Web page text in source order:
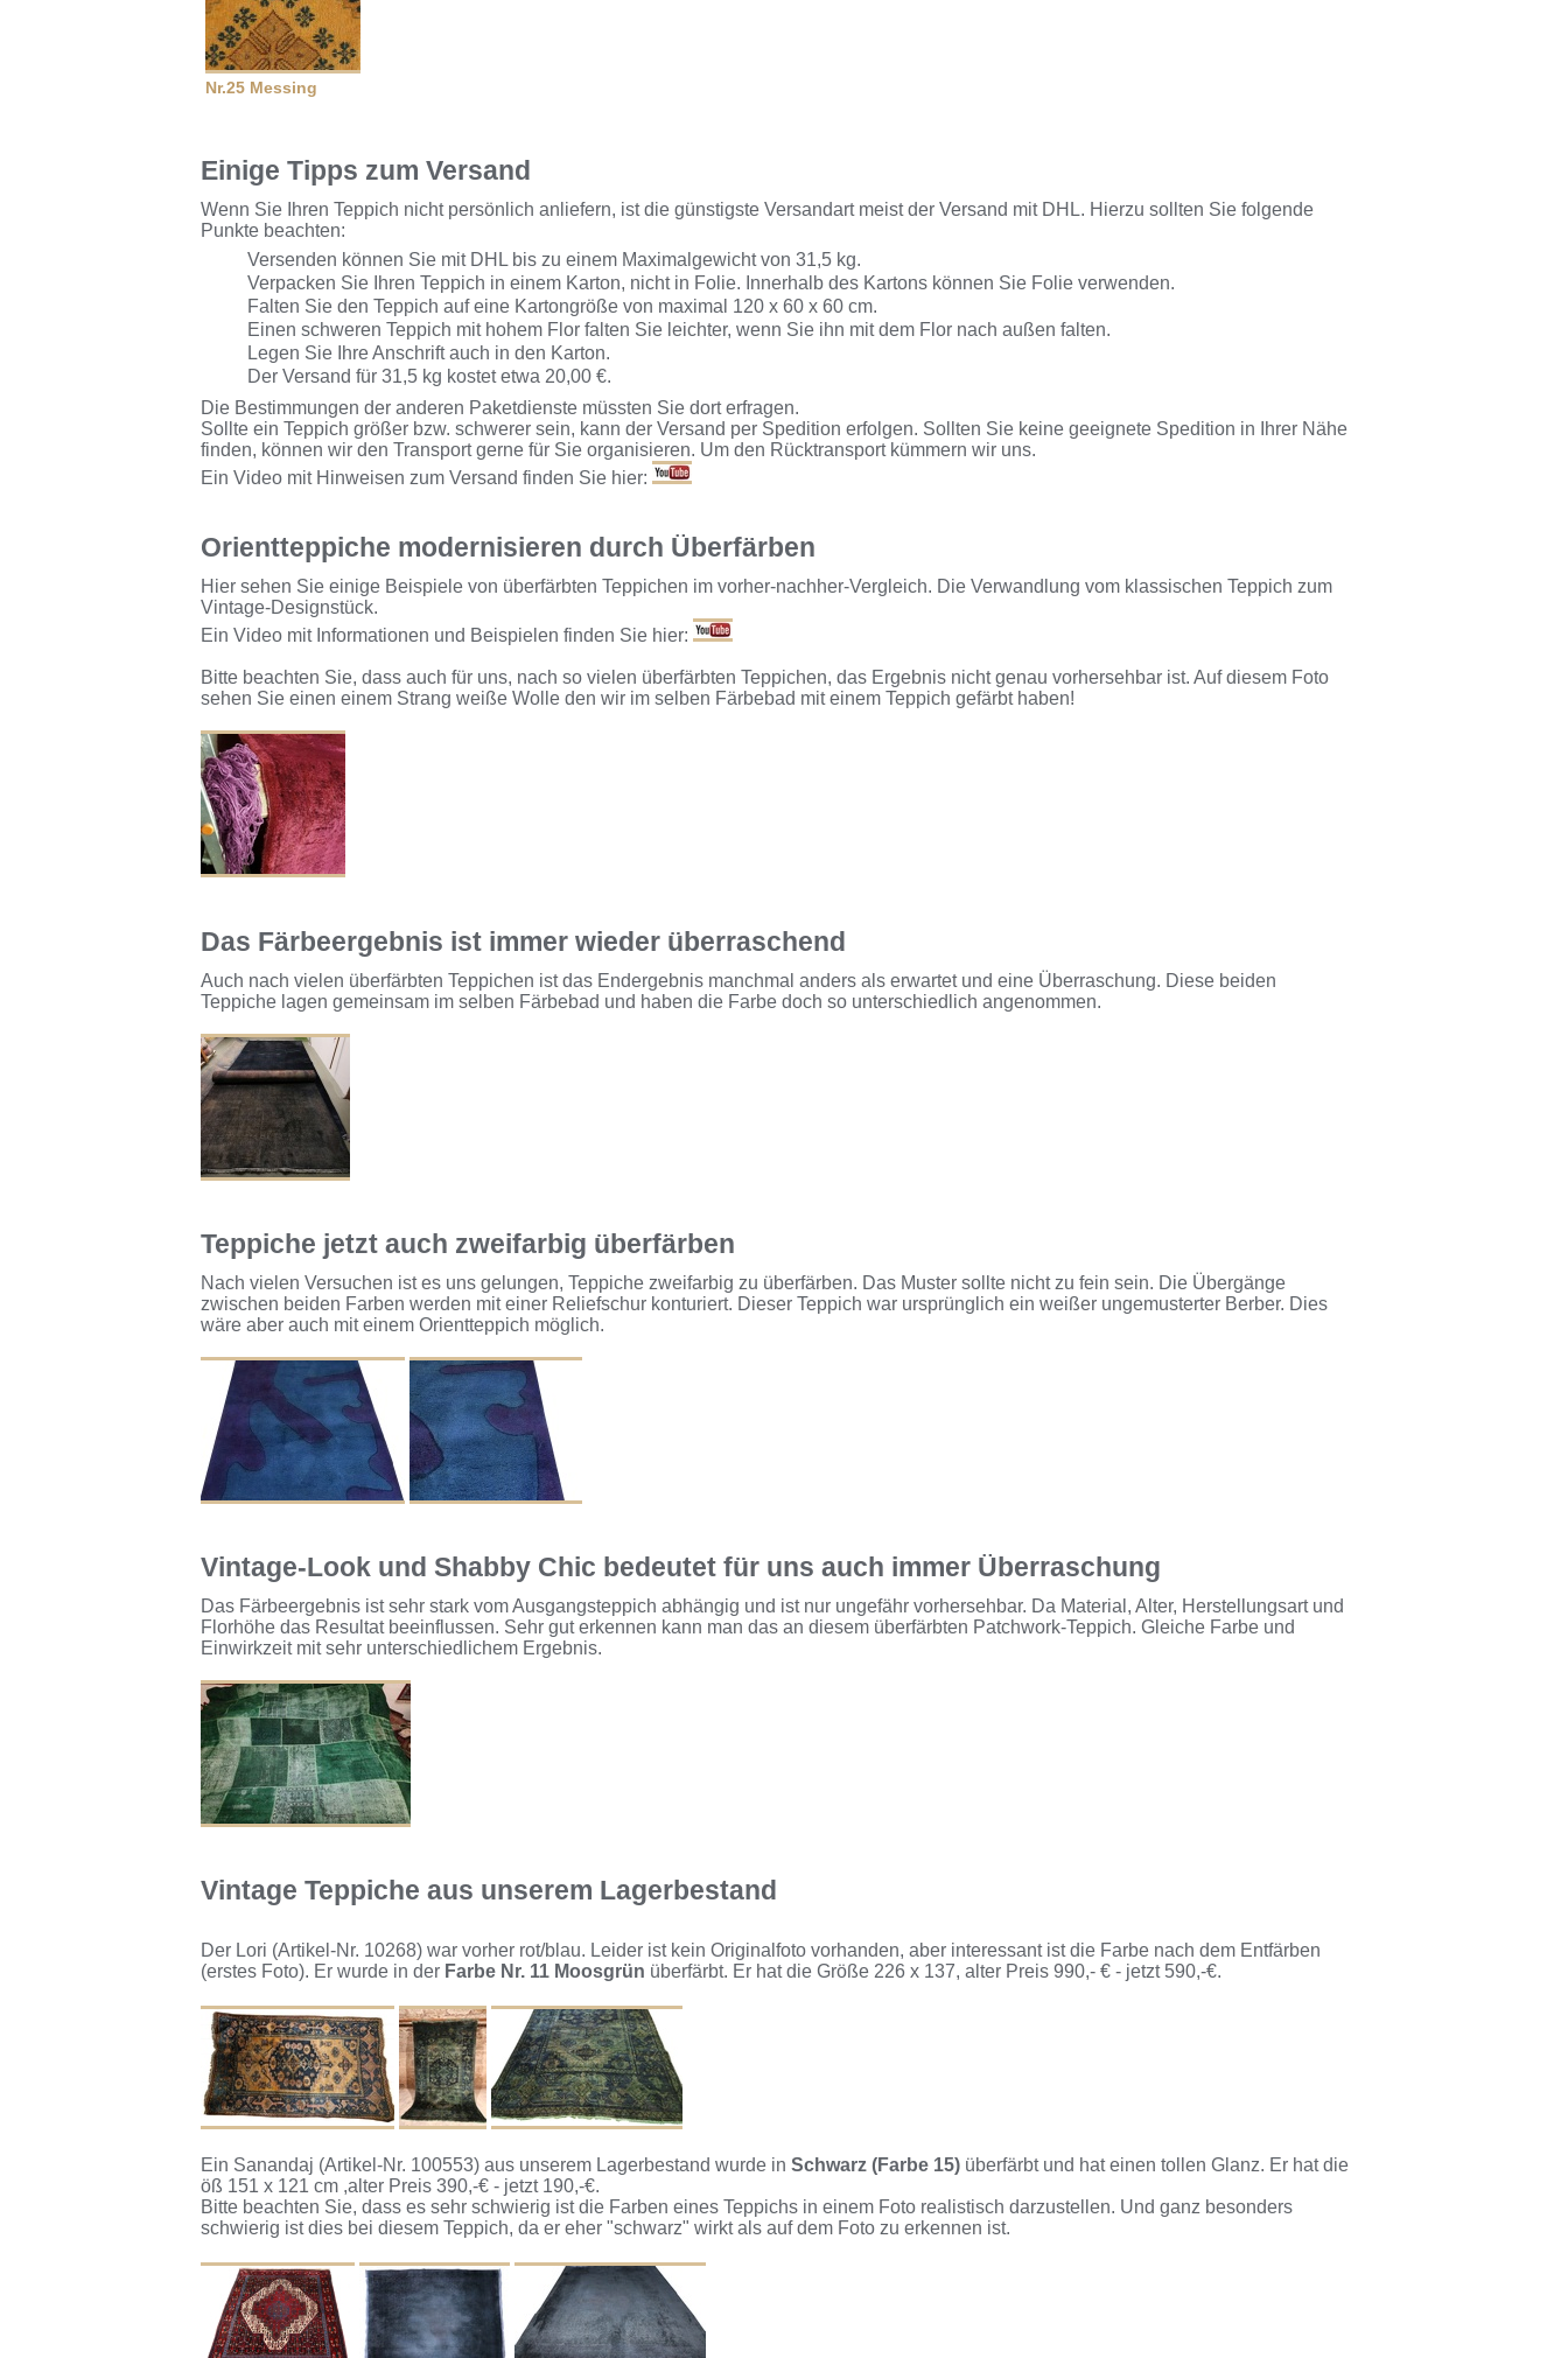
Nr.25 Messing
Einige Tipps zum Versand
Wenn Sie Ihren Teppich nicht persönlich anliefern, ist die günstigste Versandart meist der Versand mit DHL. Hierzu sollten Sie folgende
Punkte beachten:
Versenden können Sie mit DHL bis zu einem Maximalgewicht von 31,5 kg.
Verpacken Sie Ihren Teppich in einem Karton, nicht in Folie. Innerhalb des Kartons können Sie Folie verwenden.
Falten Sie den Teppich auf eine Kartongröße von maximal 120 x 60 x 60 cm.
Einen schweren Teppich mit hohem Flor falten Sie leichter, wenn Sie ihn mit dem Flor nach außen falten.
Legen Sie Ihre Anschrift auch in den Karton.
Der Versand für 31,5 kg kostet etwa 20,00 €.
Die Bestimmungen der anderen Paketdienste müssten Sie dort erfragen.
Sollte ein Teppich größer bzw. schwerer sein, kann der Versand per Spedition erfolgen. Sollten Sie keine geeignete Spedition in Ihrer Nähe
finden, können wir den Transport gerne für Sie organisieren. Um den Rücktransport kümmern wir uns.
Ein Video mit Hinweisen zum Versand finden Sie hier:
Orientteppiche modernisieren durch Überfärben
Hier sehen Sie einige Beispiele von überfärbten Teppichen im vorher-nachher-Vergleich. Die Verwandlung vom klassischen Teppich zum
Vintage-Designstück.
Ein Video mit Informationen und Beispielen finden Sie hier:
Bitte beachten Sie, dass auch für uns, nach so vielen überfärbten Teppichen, das Ergebnis nicht genau vorhersehbar ist. Auf diesem Foto
sehen Sie einen einem Strang weiße Wolle den wir im selben Färbebad mit einem Teppich gefärbt haben!
Das Färbeergebnis ist immer wieder überraschend
Auch nach vielen überfärbten Teppichen ist das Endergebnis manchmal anders als erwartet und eine Überraschung. Diese beiden
Teppiche lagen gemeinsam im selben Färbebad und haben die Farbe doch so unterschiedlich angenommen.
Teppiche jetzt auch zweifarbig überfärben
Nach vielen Versuchen ist es uns gelungen, Teppiche zweifarbig zu überfärben. Das Muster sollte nicht zu fein sein. Die Übergänge
zwischen beiden Farben werden mit einer Reliefschur konturiert. Dieser Teppich war ursprünglich ein weißer ungemusterter Berber. Dies
wäre aber auch mit einem Orientteppich möglich.
Vintage-Look und Shabby Chic bedeutet für uns auch immer Überraschung
Das Färbeergebnis ist sehr stark vom Ausgangsteppich abhängig und ist nur ungefähr vorhersehbar. Da Material, Alter, Herstellungsart und
Florhöhe das Resultat beeinflussen. Sehr gut erkennen kann man das an diesem überfärbten Patchwork-Teppich. Gleiche Farbe und
Einwirkzeit mit sehr unterschiedlichem Ergebnis.
Vintage Teppiche aus unserem Lagerbestand
Der Lori (Artikel-Nr. 10268) war vorher rot/blau. Leider ist kein Originalfoto vorhanden, aber interessant ist die Farbe nach dem Entfärben
(erstes Foto). Er wurde in der Farbe Nr. 11 Moosgrün überfärbt. Er hat die Größe 226 x 137, alter Preis 990,- € - jetzt 590,-€.
Ein Sanandaj (Artikel-Nr. 100553) aus unserem Lagerbestand wurde in Schwarz (Farbe 15) überfärbt und hat einen tollen Glanz. Er hat die
öß 151 x 121 cm ,alter Preis 390,-€ - jetzt 190,-€.
Bitte beachten Sie, dass es sehr schwierig ist die Farben eines Teppichs in einem Foto realistisch darzustellen. Und ganz besonders
schwierig ist dies bei diesem Teppich, da er eher "schwarz" wirkt als auf dem Foto zu erkennen ist.